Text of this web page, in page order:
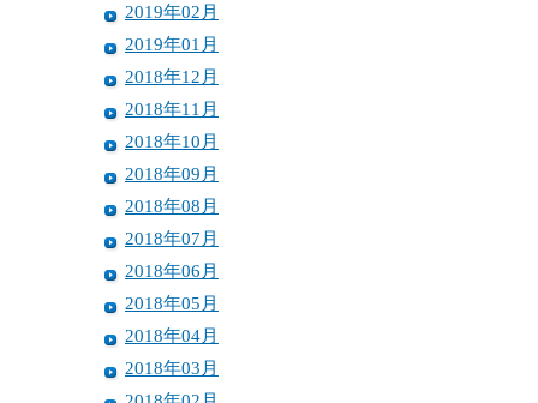
2019年02月
2019年01月
2018年12月
2018年11月
2018年10月
2018年09月
2018年08月
2018年07月
2018年06月
2018年05月
2018年04月
2018年03月